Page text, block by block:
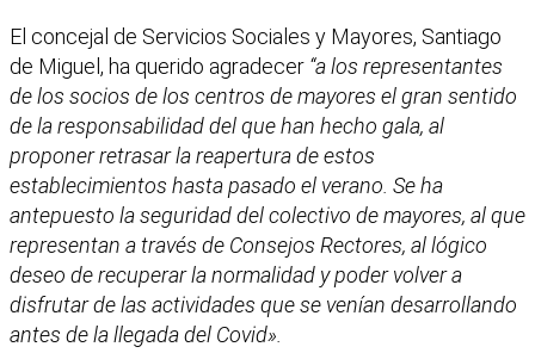
El concejal de Servicios Sociales y Mayores, Santiago
de Miguel, ha querido agradecer “a los representantes
de los socios de los centros de mayores el gran sentido
de la responsabilidad del que han hecho gala, al
proponer retrasar la reapertura de estos
establecimientos hasta pasado el verano. Se ha
antepuesto la seguridad del colectivo de mayores, al que
representan a través de Consejos Rectores, al lógico
deseo de recuperar la normalidad y poder volver a
disfrutar de las actividades que se venían desarrollando
antes de la llegada del Covid».